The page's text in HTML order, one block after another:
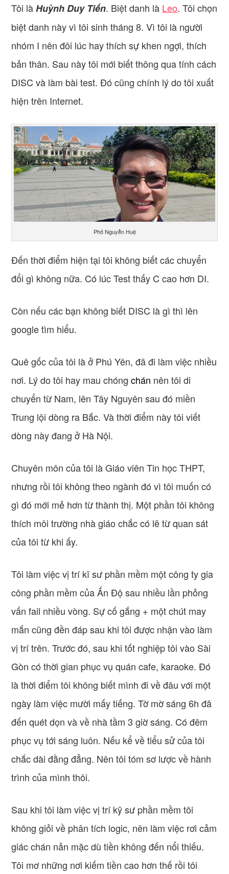
Tôi làHuỳnh Duy Tiến. Biệt danh là Leo. Tôi chọn
biệt danh này vì tôi sinh tháng 8. Vì tôi là người
nhóm I nên đôi lúc hay thích sự khen ngợi, thích
bản thân. Sau này tôi mới biết thông qua tính cách
DISC và làm bài test. Đó cũng chính lý do tôi xuất
hiện trên Internet.
Phố Nguyễn Huệ
Đến thời điểm hiện tại tôi không biết các chuyển
đổi gì không nữa. Có lúc Test thấy C cao hơn DI.
Còn nếu các bạn không biết DISC là gì thì lên
google tìm hiểu.
Quê gốc của tôi là ở Phú Yên, đã đi làm việc nhiều
nơi. Lý do tôi hay mau chóngchán nên tôi di
chuyển từ Nam, lên Tây Nguyên sau đó miền
Trung lội dòng ra Bắc. Và thời điểm này tôi viết
dòng này đang ở Hà Nội.
Chuyên môn của tôi là Giáo viên Tin học THPT,
nhưng rồi tôi không theo ngành đó vì tôi muốn có
gì đó mới mẻ hơn từ thành thị. Một phần tôi không
thích môi trường nhà giáo chắc có lẽ từ quan sát
của tôi từ khi ấy.
Tôi làm việc vị trí kĩ sư phần mềm một công ty gia
công phần mềm của Ấn Độ sau nhiều lần phỏng
vấn fail nhiều vòng. Sự cố gắng + một chút may
mắn cũng đền đáp sau khi tôi được nhận vào làm
vị trí trên. Trước đó, sau khi tốt nghiệp tôi vào Sài
Gòn có thời gian phục vụ quán cafe, karaoke. Đó
là thời điểm tôi không biết mình đi về đâu với một
ngày làm việc mười mấy tiếng. Tờ mờ sáng 6h đã
đến quét dọn và về nhà tầm 3 giờ sáng. Có đêm
phục vụ tới sáng luôn. Nếu kể về tiểu sử của tôi
chắc dài đằng đẳng. Nên tôi tóm sơ lược về hành
trình của mình thôi.
Sau khi tôi làm việc vị trí kỹ sư phần mềm tôi
không giỏi về phân tích logic, nên làm việc rơi cảm
giác chán nản mặc dù tiền không đến nổi thiếu.
Tôi mơ những nơi kiếm tiền cao hơn thế rồi tôi